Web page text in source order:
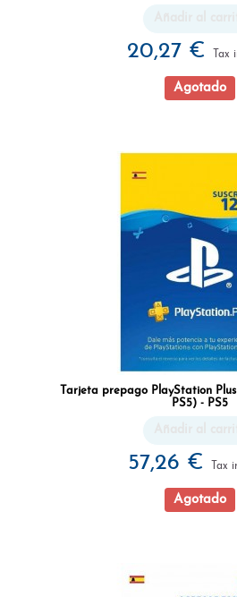
20,27 € Tax
Agotado
Tarjeta prepago PlayStation
PS5) - PS5
57,26 € Tax
Agotado